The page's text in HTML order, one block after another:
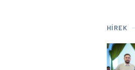
HÍREK